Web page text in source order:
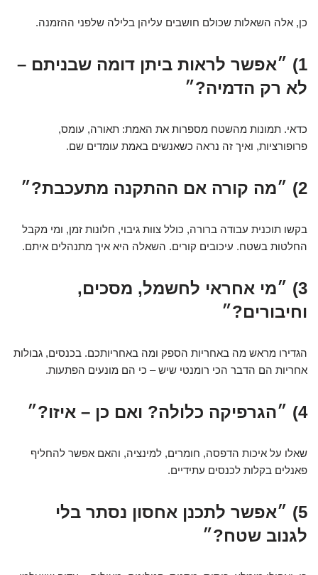
כן, אלה השאלות שכולם חושבים עליהן בלילה שלפני ההזמנה.
1) ״אפשר לראות ביתן דומה שבניתם –
לא רק הדמיה?״
כדאי. תמונות מהשטח מספרות את האמת: תאורה, עומס,
פרופורציות, ואיך זה נראה כשאנשים באמת עומדים שם.
2) ״מה קורה אם ההתקנה מתעכבת?״
בקשו תוכנית עבודה ברורה, כולל צוות גיבוי, חלונות זמן, ומי מקבל
החלטות בשטח. עיכובים קורים. השאלה היא איך מתנהלים איתם.
3) ״מי אחראי לחשמל, מסכים,
וחיבורים?״
הגדירו מראש מה באחריות הספק ומה באחריותכם. בכנסים, גבולות
אחריות הם הדבר הכי רומנטי שיש – כי הם מונעים הפתעות.
4) ״הגרפיקה כלולה? ואם כן – איזו?״
שאלו על איכות הדפסה, חומרים, למינציה, והאם אפשר להחליף
פאנלים בקלות לכנסים עתידיים.
5) ״אפשר לתכנן אחסון נסתר בלי
לגנוב שטח?״